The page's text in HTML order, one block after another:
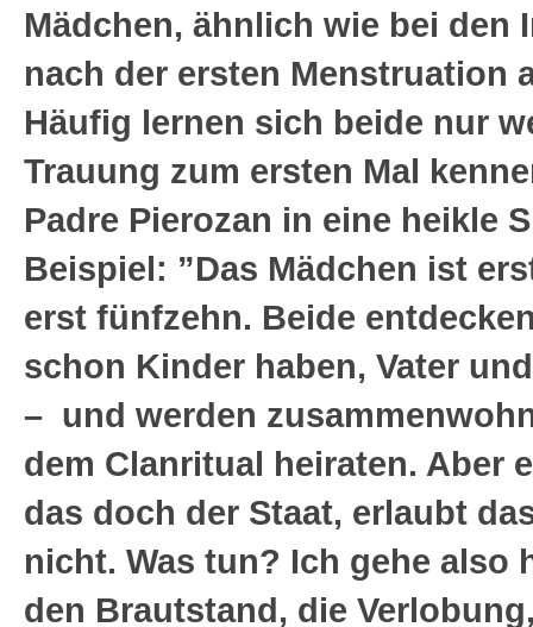
Mädchen, ähnlich wie bei den
nach der ersten Menstruation
Häufig lernen sich beide nur
Trauung zum ersten Mal
Padre Pierozan in eine heikle
Beispiel: ”Das Mädchen ist
erst fünfzehn. Beide
schon Kinder haben, Vater
– und werden
dem Clanritual heiraten. Aber
das doch der Staat, erlaubt
nicht. Was tun? Ich gehe also
den Brautstand, die